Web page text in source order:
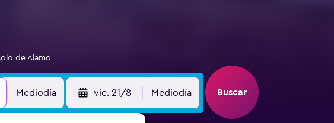
de Alamo
Mediodía vie. 21/8 Mediodía Buscar